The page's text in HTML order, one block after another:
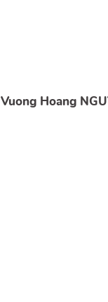
Vuong Hoang